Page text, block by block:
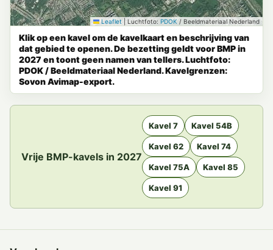
Leaflet Luchtfoto: PDOK / Beeldmateriaal Nederland
Klik op een kavel om de kavelkaart en beschrijving van
dat gebied te openen. De bezetting geldt voor BMP in
2027 en toont geen namen van tellers. Luchtfoto:
PDOK / Beeldmateriaal Nederland. Kavelgrenzen:
Sovon Avimap-export.
Vrije BMP-kavels in 2027
Kavel 7 Kavel 54B
Kavel 62 Kavel 74
Kavel 75A Kavel 85
Kavel 91